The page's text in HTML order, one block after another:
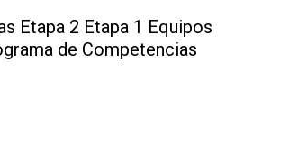
Etapa 2 Etapa 1 Equipos
de Competencias